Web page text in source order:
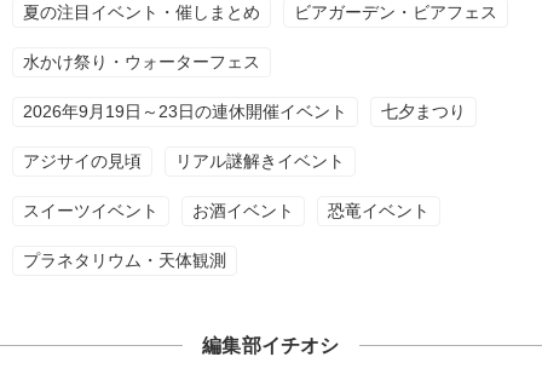
夏の注目イベント・催しまとめ ビアガーデン・ビアフェス
水かけ祭り・ウォーターフェス
2026年9月19日～23日の連休開催イベント 七夕まつり
アジサイの見頃 リアル謎解きイベント
スイーツイベント お酒イベント 恐竜イベント
プラネタリウム・天体観測
編集部イチオシ